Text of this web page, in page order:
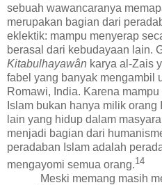
sebuah wawancaranya
merupakan bagian dari
eklektik: mampu menyerap
berasal dari kebudayaan lain.
Kitabulhayawân karya al-Zais
fabel yang banyak mengambil
Romawi, India. Karena
Islam bukan hanya milik
lain yang hidup dalam
menjadi bagian dari
peradaban Islam adalah
mengayomi semua orang.14
Meski memang masih